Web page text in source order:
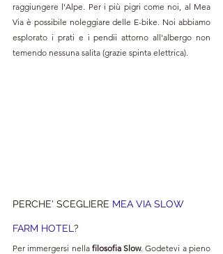
raggiungere l'Alpe. Per i più pigri come noi, al Mea
Via è possibile noleggiare delle E-bike. Noi abbiamo
esplorato i prati e i pendii attorno all'albergo non
temendo nessuna salita (grazie spinta elettrica).
PERCHE' SCEGLIERE MEA VIA SLOW
FARM HOTEL ?
Per immergersi nella filosofia Slow. Godetevi a pieno